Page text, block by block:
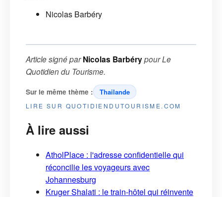
Nicolas Barbéry
Article signé parNicolas BarbérypourLe
Quotidien du Tourisme.
Sur le même thème : Thailande
LIRE SUR QUOTIDIENDUTOURISME.COM
À lire aussi
AtholPlace : l'adresse confidentielle qui
réconcilie les voyageurs avec
Johannesburg
Kruger Shalati : le train-hôtel qui réinvente